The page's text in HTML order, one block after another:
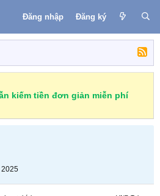
Đăng nhập Đăng ký
kiếm tiền đơn giản miễn phí
2025